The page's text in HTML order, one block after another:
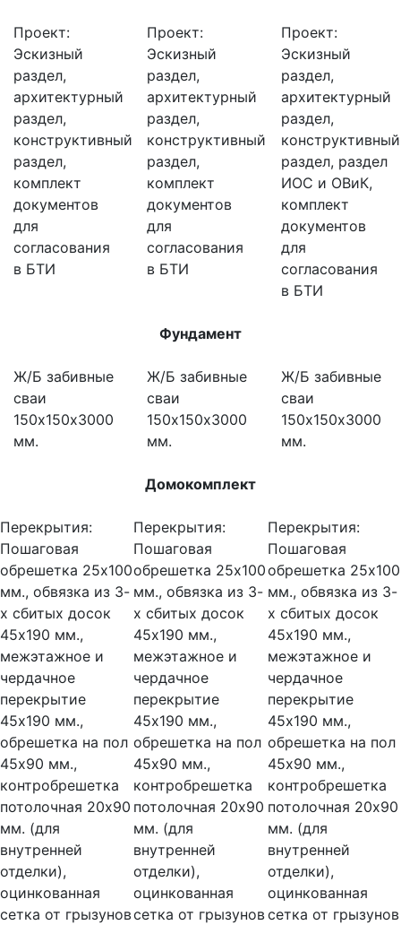
Проект:
Эскизный
раздел,
архитектурный
раздел,
конструктивный
раздел,
комплект
документов
для
согласования
в БТИ
Проект:
Эскизный
раздел,
архитектурный
раздел,
конструктивный
раздел,
комплект
документов
для
согласования
в БТИ
Проект:
Эскизный
раздел,
архитектурный
раздел,
конструктивный
раздел, раздел
ИОС и ОВиК,
комплект
документов
для
согласования
в БТИ
Фундамент
Ж/Б забивные
сваи
150х150х3000
мм.
Ж/Б забивные
сваи
150х150х3000
мм.
Ж/Б забивные
сваи
150х150х3000
мм.
Домокомплект
Перекрытия:
Пошаговая
обрешетка 25х100
мм., обвязка из 3-
х сбитых досок
45х190 мм.,
межэтажное и
чердачное
перекрытие
45х190 мм.,
обрешетка на пол
45х90 мм.,
контробрешетка
потолочная 20х90
мм. (для
внутренней
отделки),
оцинкованная
сетка от грызунов
Перекрытия:
Пошаговая
обрешетка 25х100
мм., обвязка из 3-
х сбитых досок
45х190 мм.,
межэтажное и
чердачное
перекрытие
45х190 мм.,
обрешетка на пол
45х90 мм.,
контробрешетка
потолочная 20х90
мм. (для
внутренней
отделки),
оцинкованная
сетка от грызунов
Перекрытия:
Пошаговая
обрешетка 25х100
мм., обвязка из 3-
х сбитых досок
45х190 мм.,
межэтажное и
чердачное
перекрытие
45х190 мм.,
обрешетка на пол
45х90 мм.,
контробрешетка
потолочная 20х90
мм. (для
внутренней
отделки),
оцинкованная
сетка от грызунов